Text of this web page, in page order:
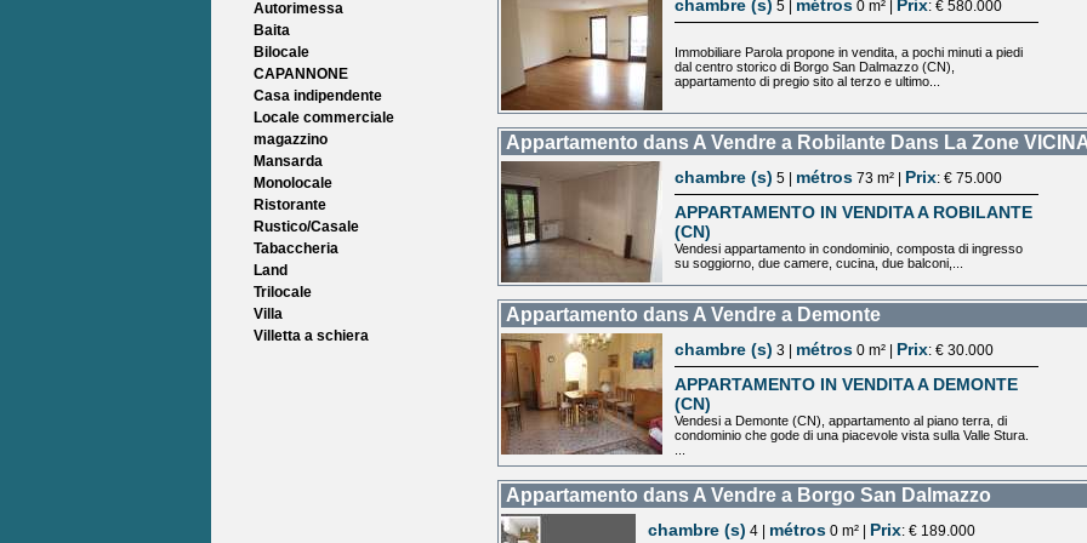
Autorimessa
Baita
Bilocale
CAPANNONE
Casa indipendente
Locale commerciale
magazzino
Mansarda
Monolocale
Ristorante
Rustico/Casale
Tabaccheria
Land
Trilocale
Villa
Villetta a schiera
chambre (s) 5 | métros 0 m² | Prix: € 580.000
Immobiliare Parola propone in vendita, a pochi minuti a piedi
dal centro storico di Borgo San Dalmazzo (CN),
appartamento di pregio sito al terzo e ultimo...
Appartamento dans A Vendre a Robilante Dans La Zone
chambre (s) 5 | métros 73 m² | Prix: € 75.000
APPARTAMENTO IN VENDITA A ROBILANTE
(CN)
Vendesi appartamento in condominio, composta di ingresso
su soggiorno, due camere, cucina, due balconi,...
Appartamento dans A Vendre a Demonte
chambre (s) 3 | métros 0 m² | Prix: € 30.000
APPARTAMENTO IN VENDITA A DEMONTE
(CN)
Vendesi a Demonte (CN), appartamento al piano terra, di
condominio che gode di una piacevole vista sulla Valle Stura.
Appartamento dans A Vendre a Borgo San Dalmazzo
chambre (s) 4 | métros 0 m² | Prix: € 189.000